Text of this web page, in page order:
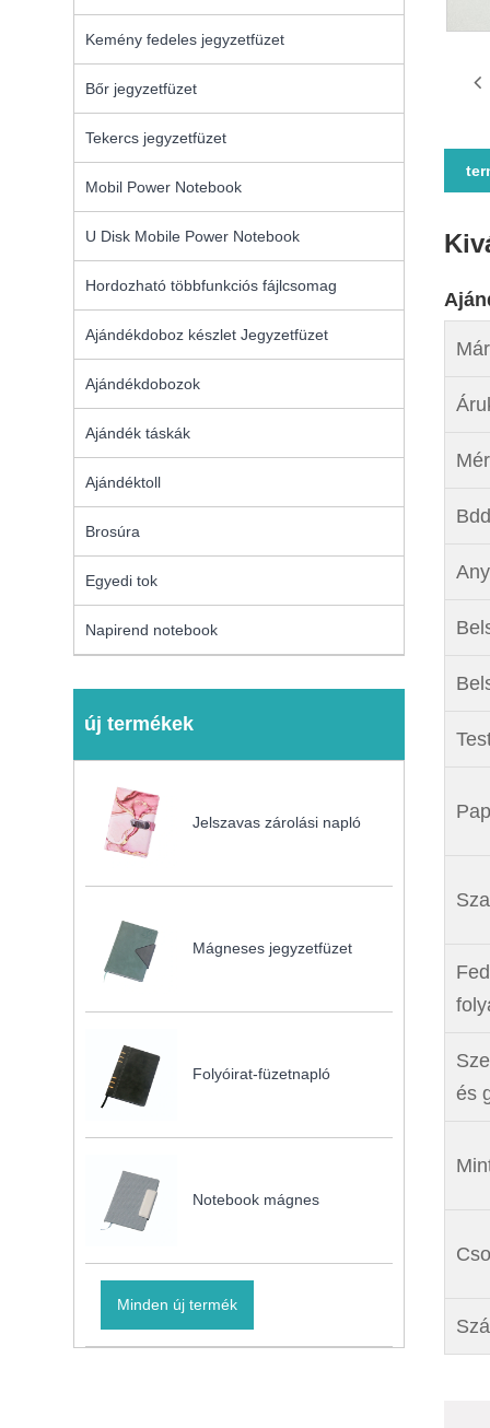
Kemény fedeles jegyzetfüzet
Bőr jegyzetfüzet
Tekercs jegyzetfüzet
Mobil Power Notebook
U Disk Mobile Power Notebook
Hordozható többfunkciós fájlcsomag
Ajándékdoboz készlet Jegyzetfüzet
Ajándékdobozok
Ajándék táskák
Ajándéktoll
Brosúra
Egyedi tok
Napirend notebook
új termékek
Jelszavas zárolási napló
Mágneses jegyzetfüzet
Folyóirat-füzetnapló
Notebook mágnes
Minden új termék
és